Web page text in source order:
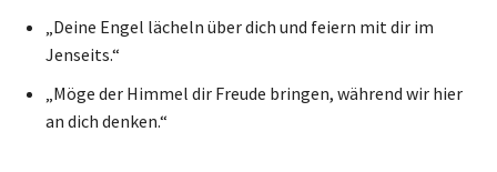
„Deine Engel lächeln über dich und feiern mit dir im
Jenseits.“
„Möge der Himmel dir Freude bringen, während wir hier
an dich denken.“